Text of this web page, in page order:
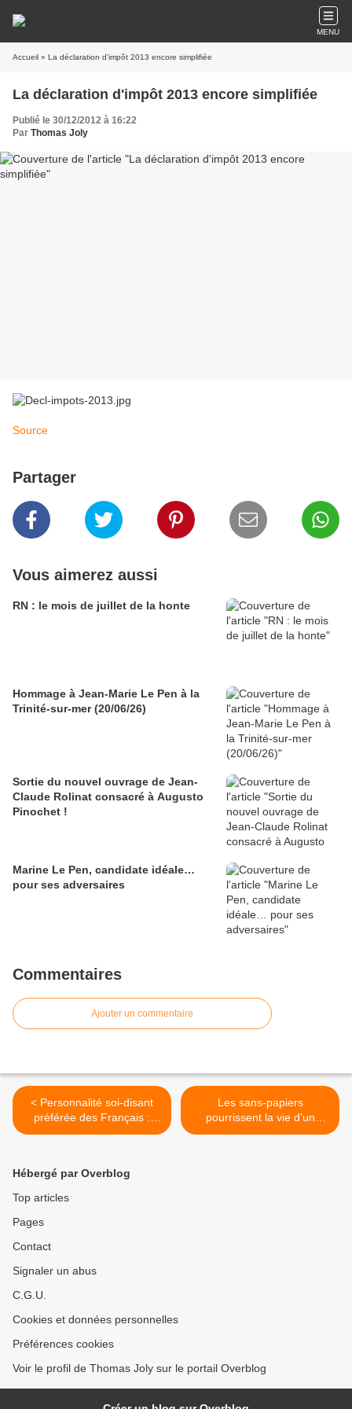
MENU
Accueil » La déclaration d'impôt 2013 encore simplifiée
La déclaration d'impôt 2013 encore simplifiée
Publié le 30/12/2012 à 16:22
Par Thomas Joly
Source
Partager
Vous aimerez aussi
RN : le mois de juillet de la honte
Hommage à Jean-Marie Le Pen à la
Trinité-sur-mer (20/06/26)
Sortie du nouvel ouvrage de Jean-
Claude Rolinat consacré à Augusto
Pinochet !
Marine Le Pen, candidate idéale…
pour ses adversaires
Commentaires
Ajouter un commentaire
< Personnalité soi-disant
préférée des Français :
l'Africain Omar Sy détrône
Les sans-papiers
pourrissent la vie d’un
hopital et mettent en
Hébergé par Overblog
Top articles
Pages
Contact
Signaler un abus
C.G.U.
Cookies et données personnelles
Préférences cookies
Voir le profil de Thomas Joly sur le portail Overblog